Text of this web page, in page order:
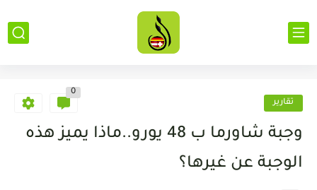
تقارير
0
وجبة شاورما ب 48 يورو..ماذا يميز هذه
الوجبة عن غيرها؟